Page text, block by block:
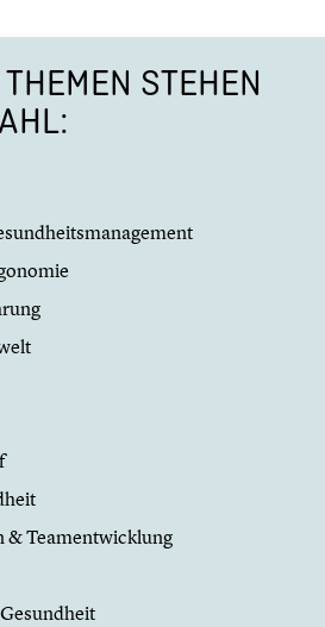
STEHEN
Teamentwicklung